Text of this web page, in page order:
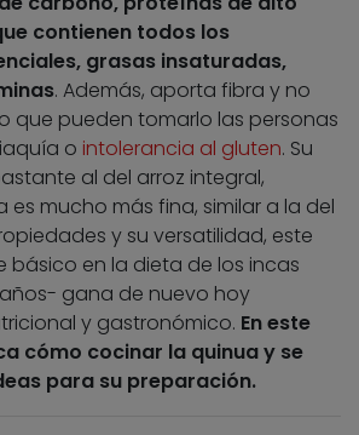
contienen todos los
grasas insaturadas,
. Además, aporta fibra y no
que pueden tomarlo las personas
o intolerancia al gluten. Su
al del arroz integral,
es mucho más fina, similar a la del
y su versatilidad, este
básico en la dieta de los incas
gana de nuevo hoy
y gastronómico. En este
cómo cocinar la quinua y se
para su preparación.